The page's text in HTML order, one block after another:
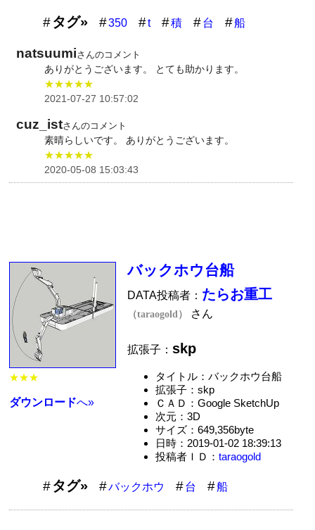
タグ» 350 t 積 台 船
natsuumiさんのコメント
ありがとうございます。 とても助かります。
★★★★★
2021-07-27 10:57:02
cuz_istさんのコメント
素晴らしいです。 ありがとうございます。
★★★★★
2020-05-08 15:03:43
★★★
ダウンロードへ»
バックホウ台船
DATA投稿者： たらお重工
（taraogold） さん
拡張子：skp
タイトル：バックホウ台船
拡張子：skp
ＣＡＤ：Google SketchUp
次元：3D
サイズ：649,356byte
日時：2019-01-02 18:39:13
投稿者ＩＤ： taraogold
タグ» バックホウ 台 船